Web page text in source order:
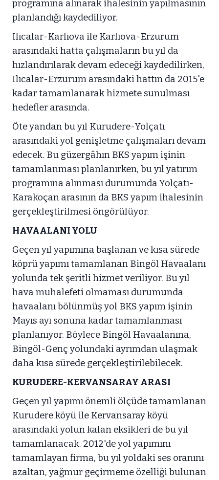
programına alınarak ihalesinin yapılmasının
planlandığı kaydediliyor.
Ilıcalar-Karlıova ile Karlıova-Erzurum
arasındaki hatta çalışmaların bu yıl da
hızlandırılarak devam edeceği kaydedilirken,
Ilıcalar-Erzurum arasındaki hattın da 2015'e
kadar tamamlanarak hizmete sunulması
hedefler arasında.
Öte yandan bu yıl Kurudere-Yolçatı
arasındaki yol genişletme çalışmaları devam
edecek. Bu güzergâhın BKS yapım işinin
tamamlanması planlanırken, bu yıl yatırım
programına alınması durumunda Yolçatı-
Karakoçan arasının da BKS yapım ihalesinin
gerçekleştirilmesi öngörülüyor.
HAVAALANI YOLU
Geçen yıl yapımına başlanan ve kısa sürede
köprü yapımı tamamlanan Bingöl Havaalanı
yolunda tek şeritli hizmet veriliyor. Bu yıl
hava muhalefeti olmaması durumunda
havaalanı bölünmüş yol BKS yapım işinin
Mayıs ayı sonuna kadar tamamlanması
planlanıyor. Böylece Bingöl Havaalanına,
Bingöl-Genç yolundaki ayrımdan ulaşmak
daha kısa sürede gerçekleştirilebilecek.
KURUDERE-KERVANSARAY ARASI
Geçen yıl yapımı önemli ölçüde tamamlanan
Kurudere köyü ile Kervansaray köyü
arasındaki yolun kalan eksikleri de bu yıl
tamamlanacak. 2012'de yol yapımını
tamamlayan firma, bu yıl yoldaki ses oranını
azaltan, yağmur geçirmeme özelliği bulunan